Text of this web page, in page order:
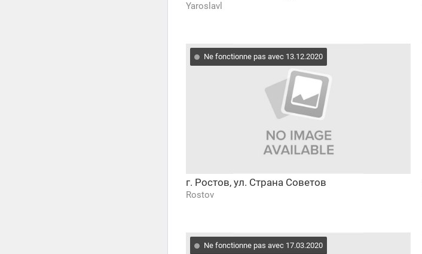
Yaroslavl
Ne fonctionne pas avec 13.12.2020
г. Ростов, ул. Страна Советов
Rostov
Ne fonctionne pas avec 17.03.2020